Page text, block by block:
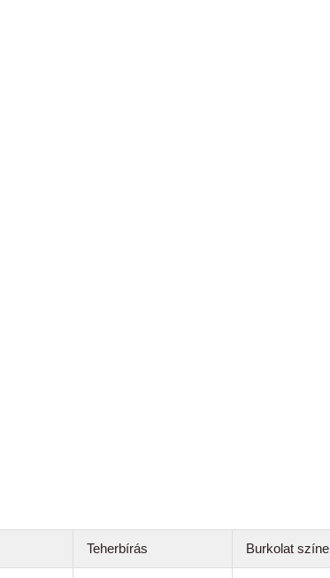
Teherbírás Burkolat színe